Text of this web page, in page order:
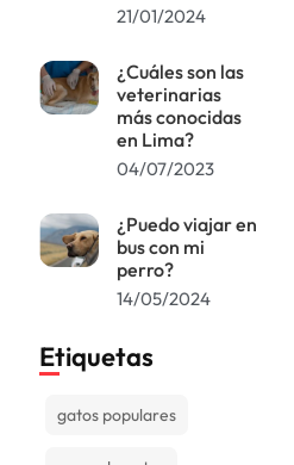
21/01/2024
¿Cuáles son las
veterinarias
más conocidas
en Lima?
04/07/2023
¿Puedo viajar en
bus con mi
perro?
14/05/2024
Etiquetas
gatos populares